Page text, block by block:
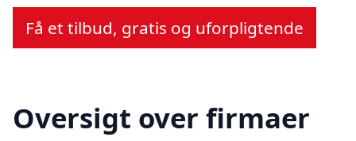
Få et tilbud, gratis og uforpligtende
Oversigt over firmaer